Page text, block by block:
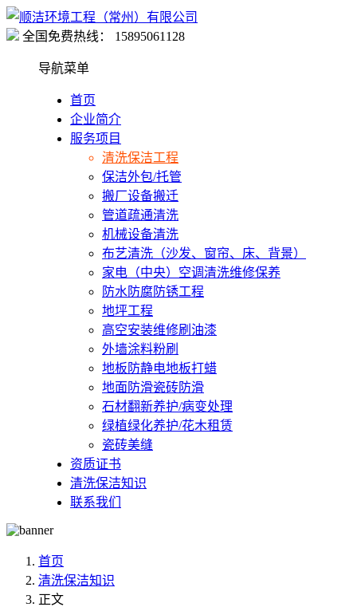
全国免费热线： 15895061128
导航菜单
首页
企业简介
服务项目
清洗保洁工程
保洁外包/托管
搬厂设备搬迁
管道疏通清洗
机械设备清洗
布艺清洗（沙发、窗帘、床、背景）
家电（中央）空调清洗维修保养
防水防腐防锈工程
地坪工程
高空安装维修刷油漆
外墙涂料粉刷
地板防静电地板打蜡
地面防滑瓷砖防滑
石材翻新养护/病变处理
绿植绿化养护/花木租赁
瓷砖美缝
资质证书
清洗保洁知识
联系我们
首页
清洗保洁知识
正文